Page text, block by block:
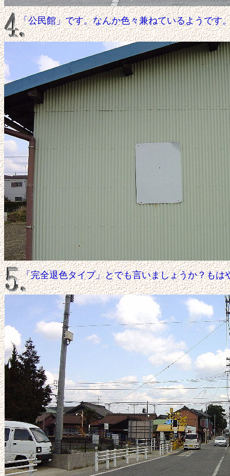
「公民館」です。なんか色々兼ねているようです
「完全退色タイプ」とでも言いましょうか？もは